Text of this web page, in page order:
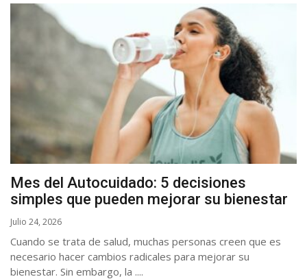
Mes del Autocuidado: 5 decisiones
simples que pueden mejorar su bienestar
Julio 24, 2026
Cuando se trata de salud, muchas personas creen que es
necesario hacer cambios radicales para mejorar su
bienestar. Sin embargo, la ....